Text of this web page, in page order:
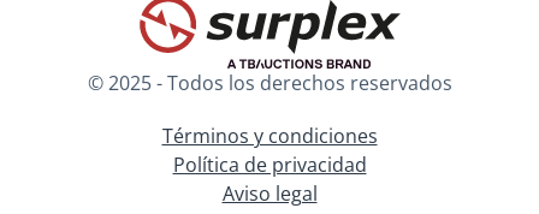
© 2025 - Todos los derechos reservados
Términos y condiciones
Política de privacidad
Aviso legal